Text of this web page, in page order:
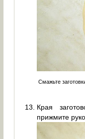
Смажьте
Края
прижмите